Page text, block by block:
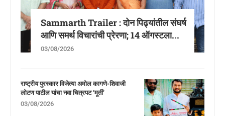
Sammarth Trailer : दोन पिढ्यांतील संघर्ष
आणि समर्थ विचारांची प्रेरणा; 14 ऑगस्टला...
03/08/2026
राष्ट्रीय पुरस्कार विजेत्या अमोल कागणे-शिवाजी
लोटण पाटील यांचा नवा चित्रपट ‘मूर्ती’
03/08/2026